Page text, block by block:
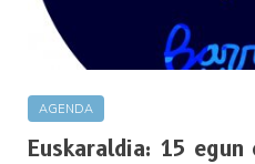
AGENDA
Euskaraldia: 15 egun